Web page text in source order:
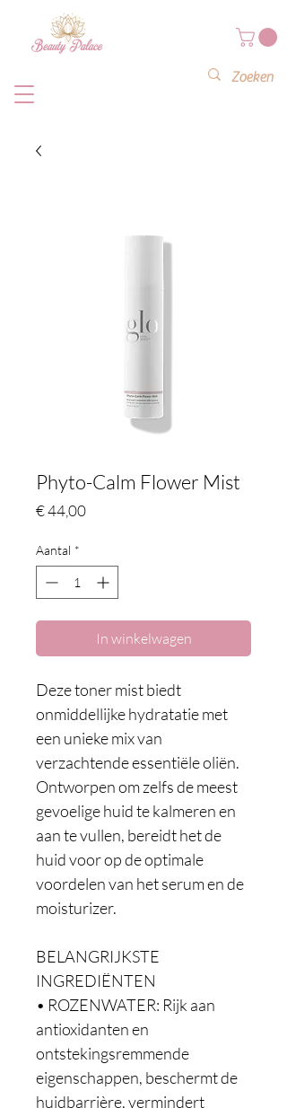
Phyto-Calm Flower Mist
€ 44,00Prijs
Aantal *
In winkelwagen
Deze toner mist biedt
onmiddellijke hydratatie met
een unieke mix van
verzachtende essentiële oliën.
Ontworpen om zelfs de meest
gevoelige huid te kalmeren en
aan te vullen, bereidt het de
huid voor op de optimale
voordelen van het serum en de
moisturizer.
BELANGRIJKSTE
INGREDIËNTEN
• ROZENWATER: Rijk aan
antioxidanten en
ontstekingsremmende
eigenschappen, beschermt de
huidbarrière, vermindert